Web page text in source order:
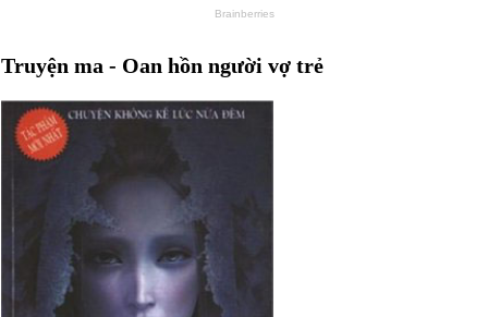
Truyện ma - Oan hồn người vợ trẻ